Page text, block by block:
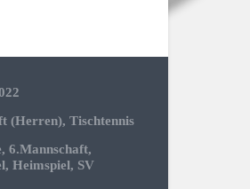
(Herren),Tischtennis
,6.Mannschaft,
,Heimspiel, SV